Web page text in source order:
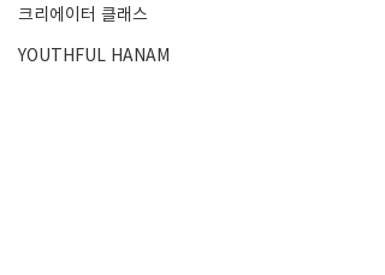
크리에이터 클래스
YOUTHFUL HANAM